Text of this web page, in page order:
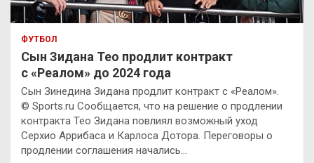
ФУТБОЛ
Сын Зидана Тео продлит контракт
с «Реалом» до 2024 года
Сын Зинедина Зидана продлит контракт с «Реалом».
© Sports.ru Сообщается, что на решение о продлении
контракта Тео Зидана повлиял возможный уход
Серхио Аррибаса и Карлоса Дотора. Переговоры о
продлении соглашения начались…